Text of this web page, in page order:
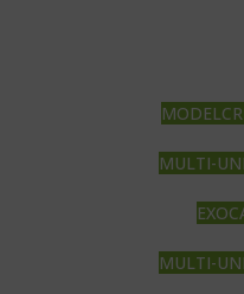
MULTI-
MULTI-